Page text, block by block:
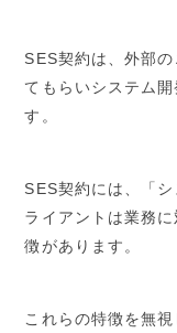
SES契約は、外部
てもらいシステム
す。
SES契約には、「
ライアントは業務
徴があります。
これらの特徴を無